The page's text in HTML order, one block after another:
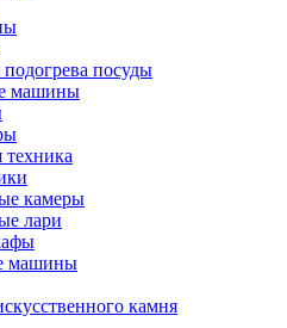
посуды
машины
техника
камеры
лари
машины
камня